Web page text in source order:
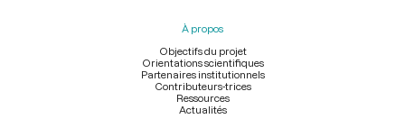
À propos
Objectifs du projet
Orientations scientifiques
Partenaires institutionnels
Contributeurs-trices
Ressources
Actualités